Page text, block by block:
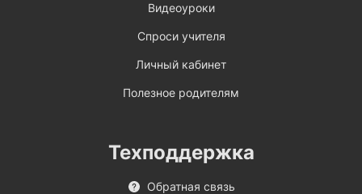
Видеоуроки
Спроси учителя
Личный кабинет
Полезное родителям
Техподдержка
Обратная связь